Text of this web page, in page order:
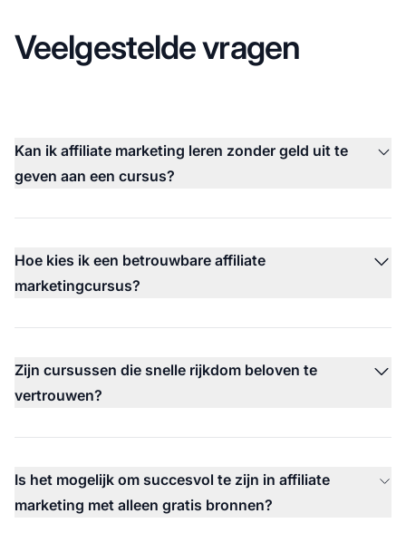
Veelgestelde vragen
Kan ik affiliate marketing leren zonder geld uit te
geven aan een cursus?
Hoe kies ik een betrouwbare affiliate
marketingcursus?
Zijn cursussen die snelle rijkdom beloven te
vertrouwen?
Is het mogelijk om succesvol te zijn in affiliate
marketing met alleen gratis bronnen?